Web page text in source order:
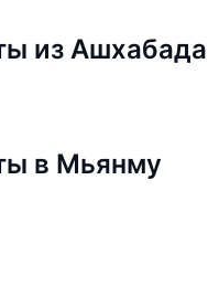
из Ашхабада
в Мьянму